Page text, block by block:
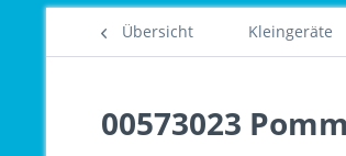
Übersicht Kleingeräte
00573023